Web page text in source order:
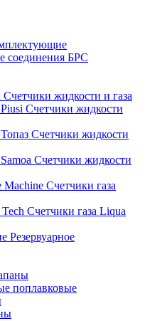
соединения БРС
Счетчики жидкости и газа
Счетчики жидкости
Счетчики жидкости
Счетчики жидкости
Счетчики газа
Счетчики газа Liqua
Резервуарное
поплавковые